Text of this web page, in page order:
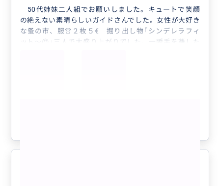
50代姉妹二人組でお願いしました。キュートで笑顔
の絶えない素晴らしいガイドさんでした。女性が大好き
な蚤の市、服👚２枚５€ 掘り出し物｢シンデレラフィ
ット～😍｣三人で大盛り上がりでした。一瞬手を離した